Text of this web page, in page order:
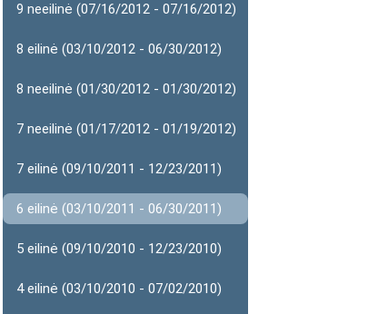
9 neeilinė (07/16/2012 - 07/16/2012)
8 eilinė (03/10/2012 - 06/30/2012)
8 neeilinė (01/30/2012 - 01/30/2012)
7 neeilinė (01/17/2012 - 01/19/2012)
7 eilinė (09/10/2011 - 12/23/2011)
6 eilinė (03/10/2011 - 06/30/2011)
5 eilinė (09/10/2010 - 12/23/2010)
4 eilinė (03/10/2010 - 07/02/2010)